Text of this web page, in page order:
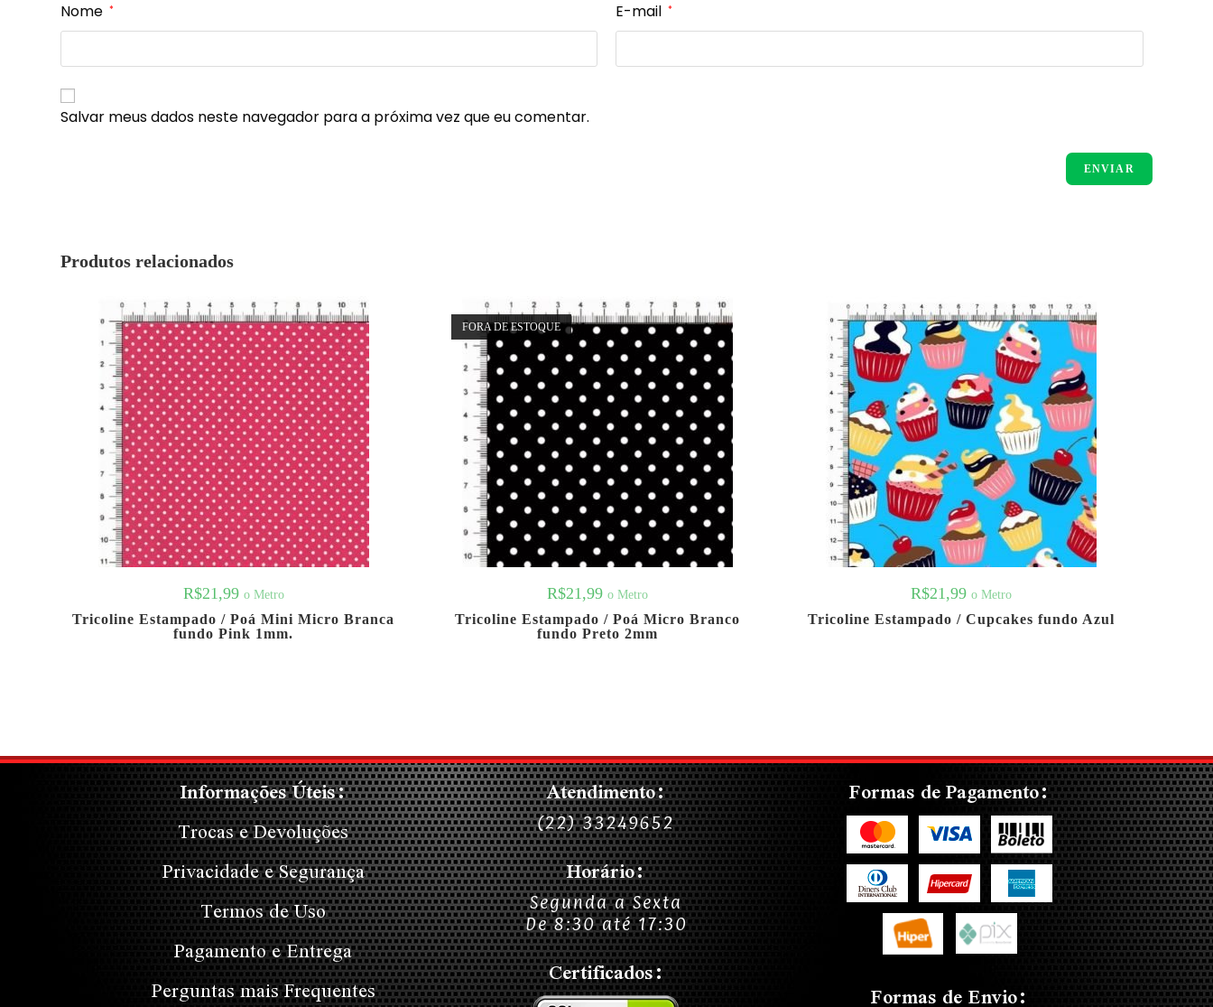
Nome * E-mail *
Salvar meus dados neste navegador para a próxima vez que eu comentar.
Produtos relacionados
R$21,99 o Metro
Tricoline Estampado / Poá Mini Micro Branca
fundo Pink 1mm.
FORA DE ESTOQUE
R$21,99 o Metro
Tricoline Estampado / Poá Micro Branco
fundo Preto 2mm
R$21,99 o Metro
Tricoline Estampado / Cupcakes fundo Azul
Informações Úteis:
Trocas e Devoluções
Privacidade e Segurança
Termos de Uso
Pagamento e Entrega
Perguntas mais Frequentes
Atendimento:
(22) 33249652
Horário:
Segunda a Sexta
De 8:30 até 17:30
Certificados:
Formas de Pagamento:
Formas de Envio: